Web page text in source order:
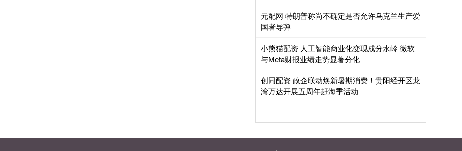
元配网 特朗普称尚不确定是否允许乌克兰生产爱
国者导弹
小熊猫配资 人工智能商业化变现成分水岭 微软
与Meta财报业绩走势显著分化
创同配资 政企联动焕新暑期消费！贵阳经开区龙
湾万达开展五周年赶海季活动